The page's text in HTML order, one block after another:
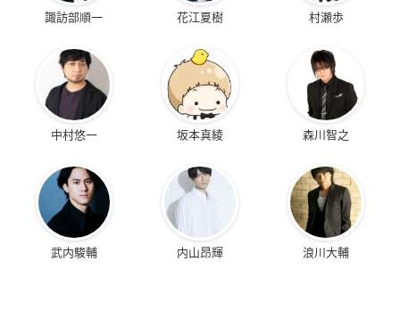
諏訪部順一 花江夏樹 村瀬歩
中村悠一 坂本真綾 森川智之
武内駿輔 内山昂輝 浪川大輔